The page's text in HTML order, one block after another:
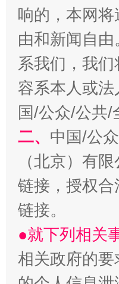
习近平的博鳌
响的，本网
由和新闻自
系我们，我
容系本人或
国/公众/公共
二、 中国/公
（北京）有
链接，授权
链接。
●就下列相关
相关政府的